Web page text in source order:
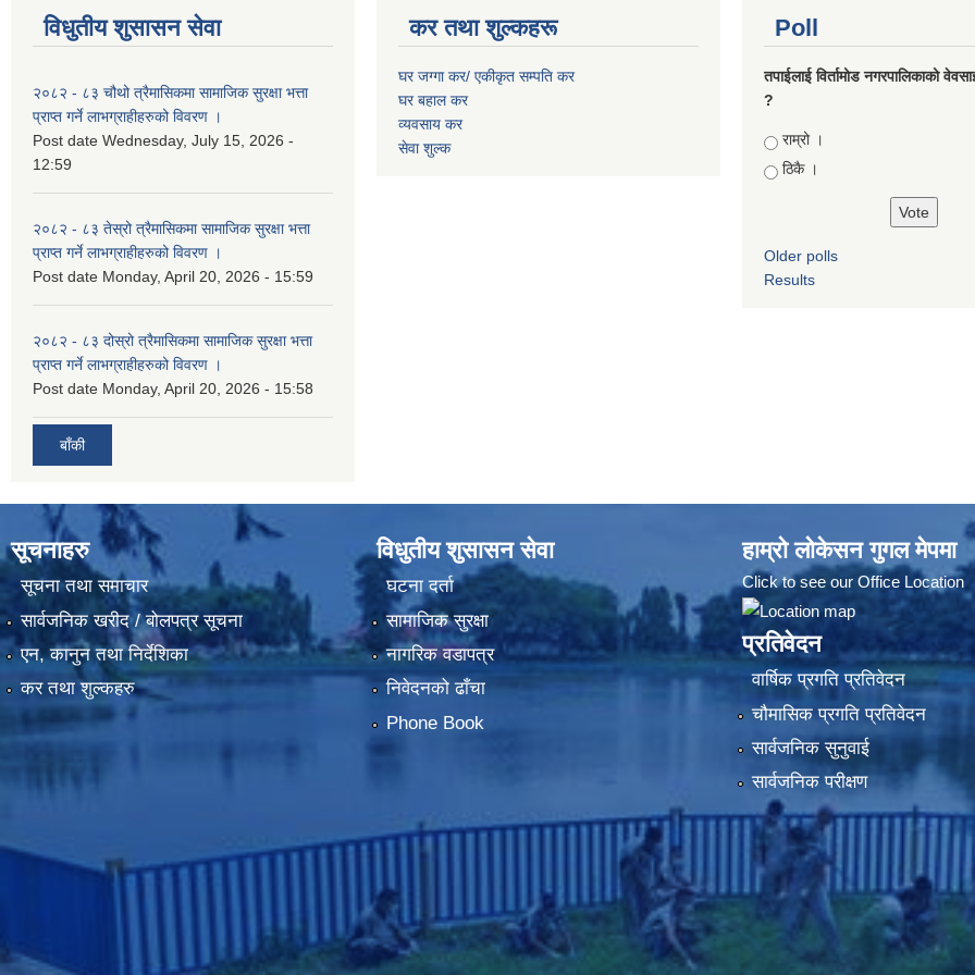
विधुतीय शुसासन सेवा
२०८२ - ८३ चौथो त्रैमासिकमा सामाजिक सुरक्षा भत्ता
प्राप्त गर्ने लाभग्राहीहरुको विवरण ।
Post date Wednesday, July 15, 2026 -
12:59
२०८२ - ८३ तेस्रो त्रैमासिकमा सामाजिक सुरक्षा भत्ता
प्राप्त गर्ने लाभग्राहीहरुको विवरण ।
Post date Monday, April 20, 2026 - 15:59
२०८२ - ८३ दोस्रो त्रैमासिकमा सामाजिक सुरक्षा भत्ता
प्राप्त गर्ने लाभग्राहीहरुको विवरण ।
Post date Monday, April 20, 2026 - 15:58
बाँकी
कर तथा शुल्कहरू
घर जग्गा कर/ एकीकृत सम्पति कर
घर बहाल कर
व्यवसाय कर
सेवा शुल्क
Poll
तपाईलाई विर्तामोड नगरपालिकाको
?
Choices
राम्रो ।
ठिकै ।
Older polls
Results
सूचनाहरु
सूचना तथा समाचार
सार्वजनिक खरीद / बोलपत्र सूचना
एन, कानुन तथा निर्देशिका
कर तथा शुल्कहरु
विधुतीय शुसासन सेवा
घटना दर्ता
सामाजिक सुरक्षा
नागरिक वडापत्र
निवेदनको ढाँचा
Phone Book
हाम्रो लोकेसन गुगल मेपमा
Click to see our Office Location
प्रतिवेदन
वार्षिक प्रगति प्रतिवेदन
चौमासिक प्रगति प्रतिवेदन
सार्वजनिक सुनुवाई
सार्वजनिक परीक्षण